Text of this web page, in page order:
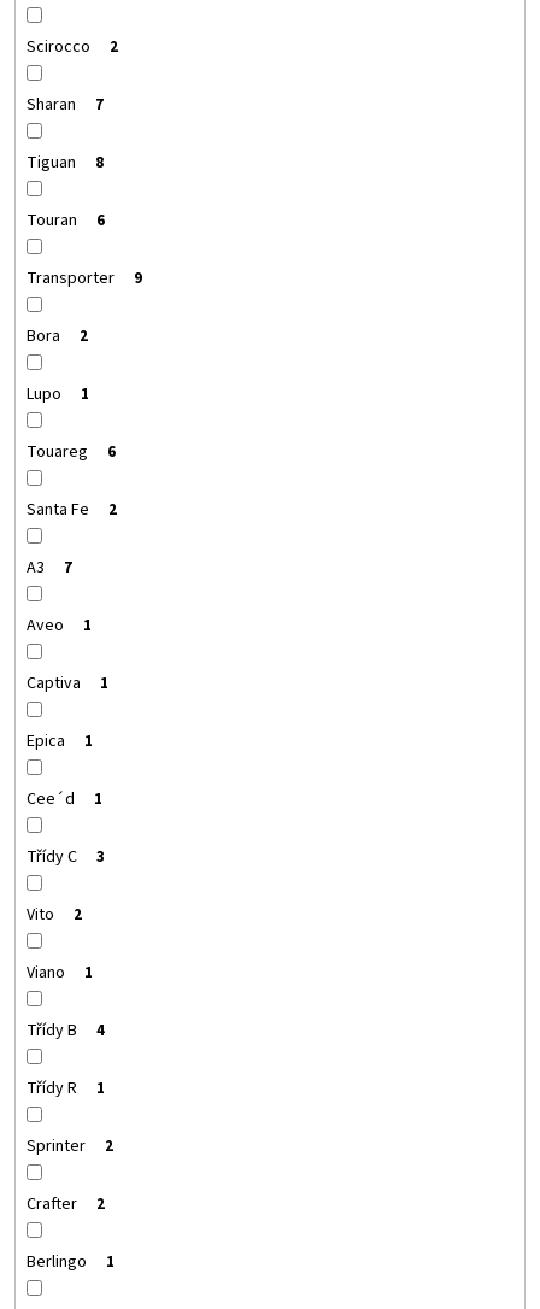
Scirocco 2
Sharan 7
Tiguan 8
Touran 6
Transporter 9
Bora 2
Lupo 1
Touareg 6
Santa Fe 2
A3 7
Aveo 1
Captiva 1
Epica 1
Cee´d 1
Třídy C 3
Vito 2
Viano 1
Třídy B 4
Třídy R 1
Sprinter 2
Crafter 2
Berlingo 1